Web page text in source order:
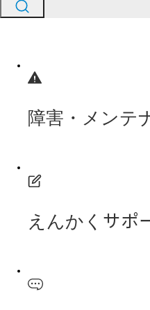
障害・メンテ
えんかくサポ